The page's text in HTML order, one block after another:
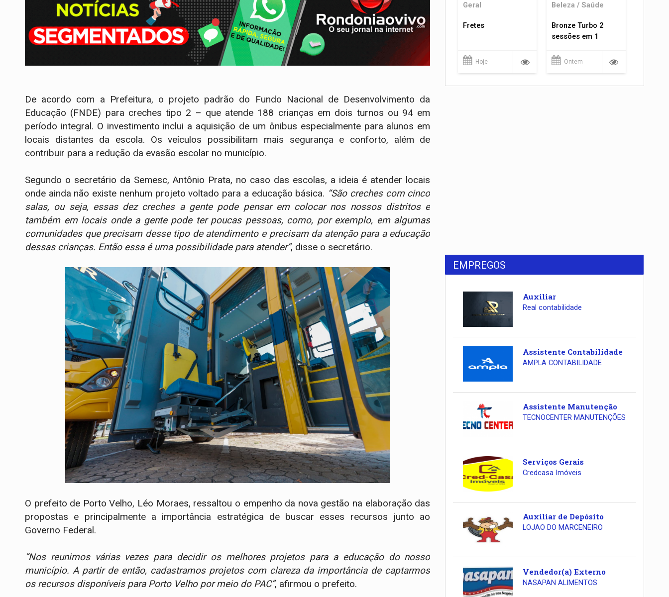
De acordo com a Prefeitura, o projeto padrão do Fundo Nacional de Desenvolvimento da
Educação (FNDE) para creches tipo 2 – que atende 188 crianças em dois turnos ou 94 em
período integral. O investimento inclui a aquisição de um ônibus especialmente para alunos em
locais distantes da escola. Os veículos possibilitam mais segurança e conforto, além de
contribuir para a redução da evasão escolar no município.
Segundo o secretário da Semesc, Antônio Prata, no caso das escolas, a ideia é atender locais
onde ainda não existe nenhum projeto voltado para a educação básica. “São creches com cinco
salas, ou seja, essas dez creches a gente pode pensar em colocar nos nossos distritos e
também em locais onde a gente pode ter poucas pessoas, como, por exemplo, em algumas
comunidades que precisam desse tipo de atendimento e precisam da atenção para a educação
dessas crianças. Então essa é uma possibilidade para atender”, disse o secretário.
O prefeito de Porto Velho, Léo Moraes, ressaltou o empenho da nova gestão na elaboração das
propostas e principalmente a importância estratégica de buscar esses recursos junto ao
Governo Federal.
“Nos reunimos várias vezes para decidir os melhores projetos para a educação do nosso
município. A partir de então, cadastramos projetos com clareza da importância de captarmos
os recursos disponíveis para Porto Velho por meio do PAC”, afirmou o prefeito.
Geral
Fretes
Hoje
Beleza / Saúde
Bronze Turbo 2
sessões em 1
Ontem
EMPREGOS
Auxiliar
Real contabilidade
Assistente Contabilidade
AMPLA CONTABILIDADE
Assistente Manutenção
TECNOCENTER MANUTENÇÕES
Serviços Gerais
Credcasa Imóveis
Auxiliar de Depósito
LOJAO DO MARCENEIRO
Vendedor(a) Externo
NASAPAN ALIMENTOS